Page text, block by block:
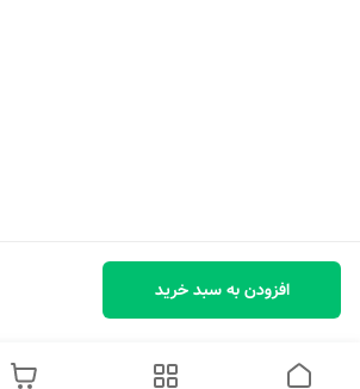
افزودن به سبد خرید